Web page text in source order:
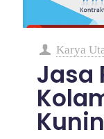
Karya
Jasa